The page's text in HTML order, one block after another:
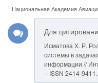
1 Национальная Академия
Для
Исматова Х. Р.
системы в
информации //
– ISSN 2414-